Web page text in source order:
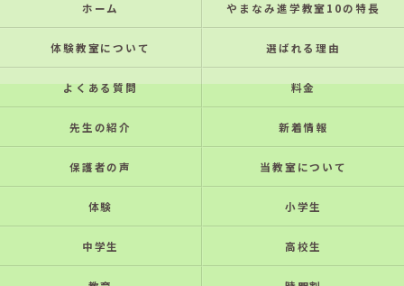
ホーム やまなみ進学教室10の特⻑
体験教室について 選ばれる理由
よくある質問 料金
先生の紹介 新着情報
保護者の声 当教室について
体験 小学生
中学生 高校生